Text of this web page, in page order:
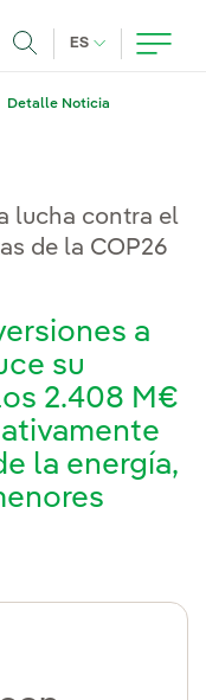
ES IDIOMA
Detalle Noticia
lucha contra el
de la COP26
a
su
2.408 M€
la energía,